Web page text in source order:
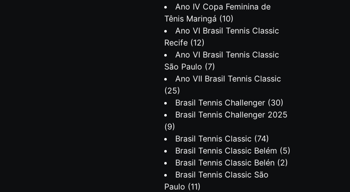
Ano IV Copa Feminina de
Tênis Maringá (10)
Ano VI Brasil Tennis Classic
Recife (12)
Ano VI Brasil Tennis Classic
São Paulo (7)
Ano VII Brasil Tennis Classic
(25)
Brasil Tennis Challenger (30)
Brasil Tennis Challenger 2025
(9)
Brasil Tennis Classic (74)
Brasil Tennis Classic Belém (5)
Brasil Tennis Classic Belén (2)
Brasil Tennis Classic São
Paulo (11)